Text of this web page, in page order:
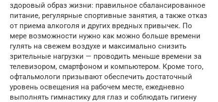
здоровый образ жизни: правильное сбалансированное
питание, регулярные спортивные занятия, а также отказ
от приема алкоголя и других вредных привычек. По
мере возможности нужно как можно больше времени
гулять на свежем воздухе и максимально снизить
зрительные нагрузки — проводить меньше времени за
телевизором, смартфоном и компьютером. Кроме того,
офтальмологи призывают обеспечить достаточный
уровень освещения на рабочем месте, ежедневно
выполнять гимнастику для глаз и соблюдать гигиену